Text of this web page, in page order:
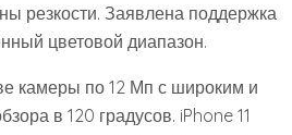
резкости. Заявлена поддержка
цветовой диапазон.
камеры по 12 Мп с широким и
в 120 градусов. iPhone 11